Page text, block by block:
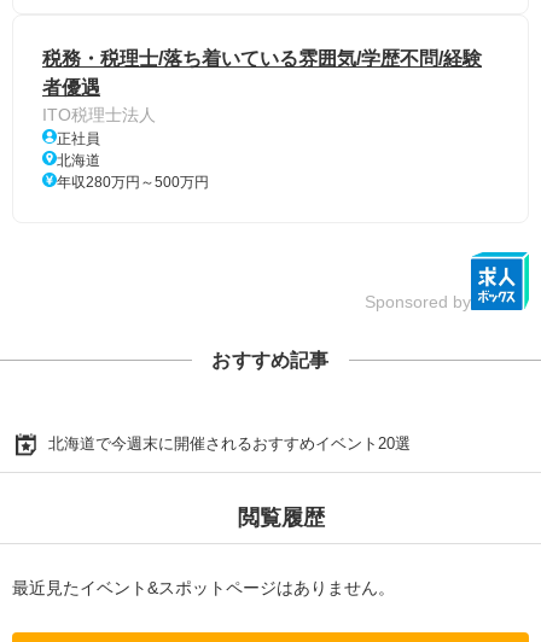
税務・税理士/落ち着いている雰囲気/学歴不問/経験
者優遇
ITO税理士法人
正社員
北海道
年収280万円～500万円
Sponsored by
おすすめ記事
北海道で今週末に開催されるおすすめイベント20選
閲覧履歴
最近見たイベント&スポットページはありません。